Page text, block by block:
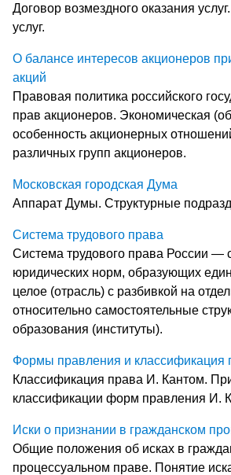
Договор возмездного оказания
услуг.
О балансе интересов акционеров
акций
Правовая политика российского
прав акционеров. Экономическая
особенность акционерных
различных групп акционеров.
Московская городская Дума
Аппарат Думы. Структурные
Система трудового права
Система трудового права России —
юридических норм, образующих
целое (отрасль) с разбивкой на
относительно самостоятельные
образования (институты).
Формы правления и классификация
Классификация права И. Кантом.
классификации форм правления И.
Иски о признании в гражданском
Общие положения об исках в
процессуальном праве. Понятие